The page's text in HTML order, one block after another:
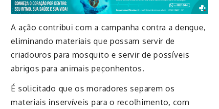
A ação contribui com a campanha contra a dengue,
eliminando materiais que possam servir de
criadouros para mosquito e servir de possíveis
abrigos para animais peçonhentos.
É solicitado que os moradores separem os
materiais inservíveis para o recolhimento, com